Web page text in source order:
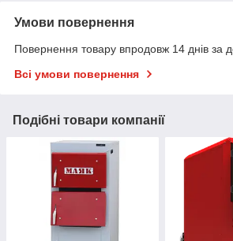
Умови повернення
Повернення товару впродовж 14 днів за
Всі умови повернення
Подібні товари компанії